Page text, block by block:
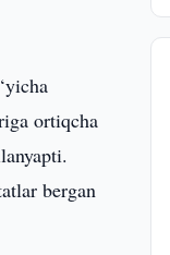
ortiqcha
bergan